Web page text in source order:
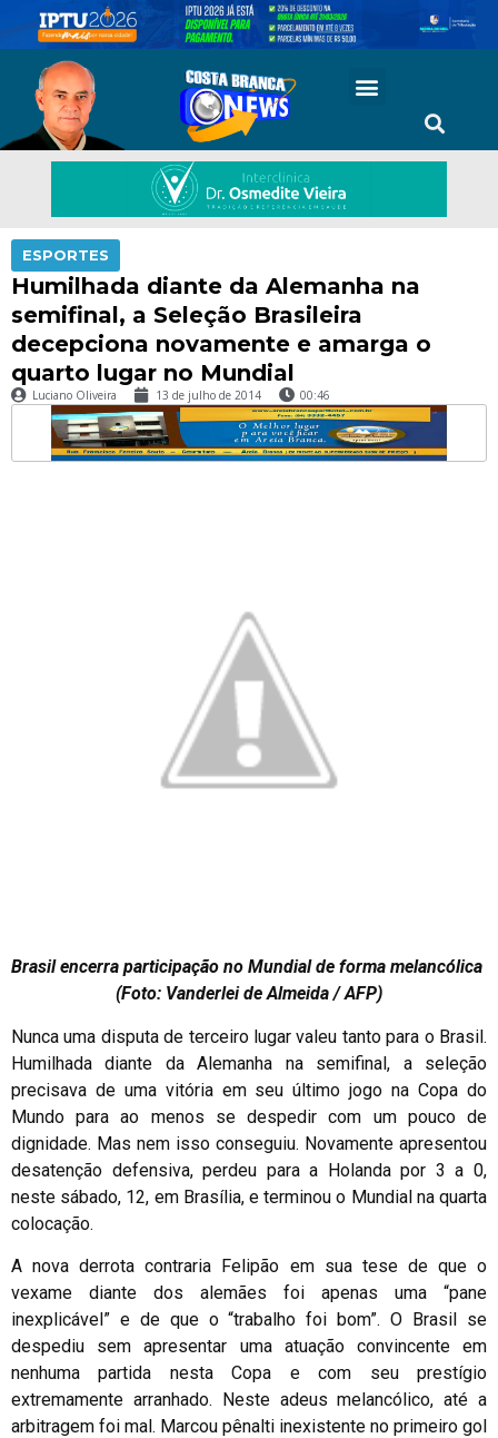
ESPORTES
Humilhada diante da Alemanha na
semifinal, a Seleção Brasileira
decepciona novamente e amarga o
quarto lugar no Mundial
Luciano Oliveira 13 de julho de 2014 00:46
Brasil encerra participação no Mundial de forma melancólica
(Foto: Vanderlei de Almeida / AFP)
Nunca uma disputa de terceiro lugar valeu tanto para o Brasil.
Humilhada diante da Alemanha na semifinal, a seleção
precisava de uma vitória em seu último jogo na Copa do
Mundo para ao menos se despedir com um pouco de
dignidade. Mas nem isso conseguiu. Novamente apresentou
desatenção defensiva, perdeu para a Holanda por 3 a 0,
neste sábado, 12, em Brasília, e terminou o Mundial na quarta
colocação.
A nova derrota contraria Felipão em sua tese de que o
vexame diante dos alemães foi apenas uma “pane
inexplicável” e de que o “trabalho foi bom”. O Brasil se
despediu sem apresentar uma atuação convincente em
nenhuma partida nesta Copa e com seu prestígio
extremamente arranhado. Neste adeus melancólico, até a
arbitragem foi mal. Marcou pênalti inexistente no primeiro gol